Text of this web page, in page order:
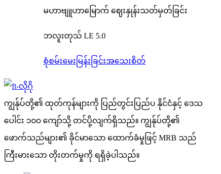
မဟာဗျူဟာမြောက် ဈေးနှုန်းသတ်မှတ်ခြင်း
ဘလူးတုသ် LE 5.0
စုံစမ်းမေးမြန်းခြင်းအသေးစိတ်
ကျွန်ုပ်တို့၏ ထုတ်ကုန်များကို ပြည်တွင်းပြည်ပ နိုင်ငံနှင့် ဒေသ
ပေါင်း ၁၀၀ ကျော်သို့ တင်ပို့လျက်ရှိသည်။ ကျွန်ုပ်တို့၏
ဖောက်သည်များ၏ ခိုင်မာသော ထောက်ခံမှုဖြင့် MRB သည်
ကြီးမားသော တိုးတက်မှုကို ရရှိခဲ့ပါသည်။